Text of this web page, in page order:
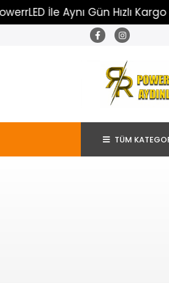
İle Aynı Gün Hızlı Kargo
TÜM